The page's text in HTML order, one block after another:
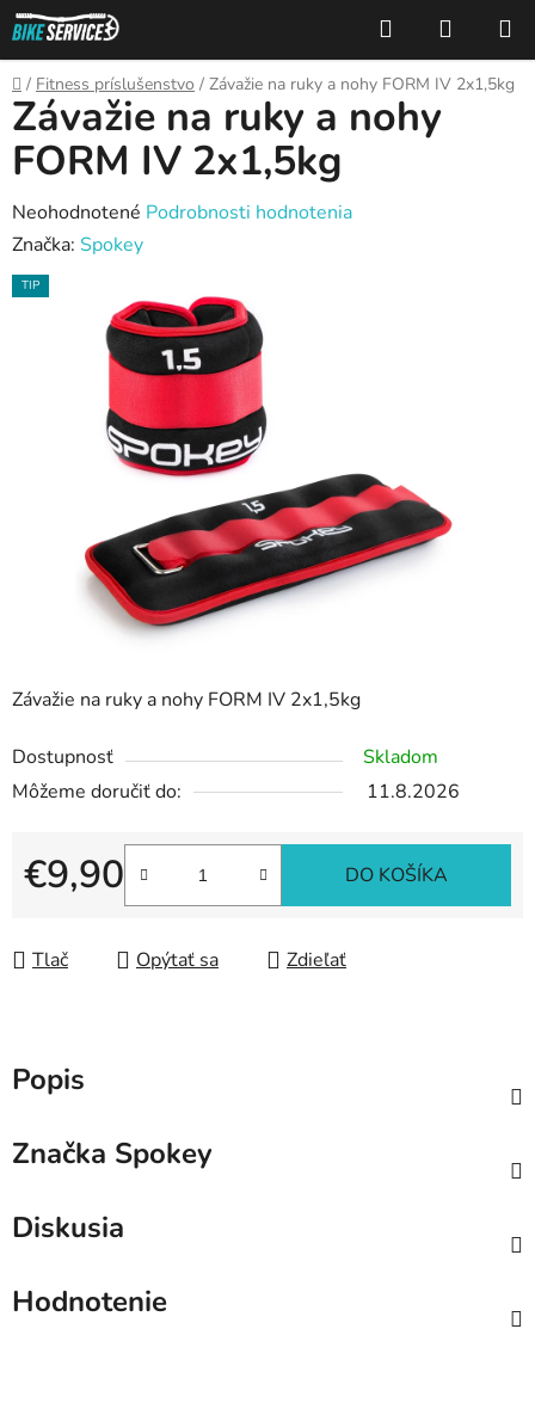
Prejsť
na
obsah
Hľadať
KOŠÍK
Domov
/ Fitness príslušenstvo / Závažie na ruky a nohy FORM IV 2x1,5kg
Závažie na ruky a nohy FORM IV 2x1,5kg
Dostupnosť
Skladom
Môžeme doručiť do:
11.8.2026
€9,90
Jednotková cena:
DO KOŠÍKA
Tlač Opýtať sa Zdieľať
Závažie na ruky a nohy
FORM IV 2x1,5kg
Priemerné
hodnotenie
produktu
hviezdičiek.
Neohodnotené Podrobnosti hodnotenia
Značka: Spokey
TIP
Popis
Značka Spokey
Diskusia
Hodnotenie